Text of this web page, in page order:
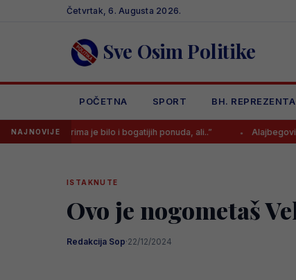
Četvrtak, 6. Augusta 2026.
Sve Osim Politike
POČETNA SPORT BH.
NAJNOVIJE
Kerima je bilo i bogatijih ponuda, ali..” Alajbegović u subotu
ISTAKNUTE
Ovo je nogometaš
Redakcija Sop·22/12/2024